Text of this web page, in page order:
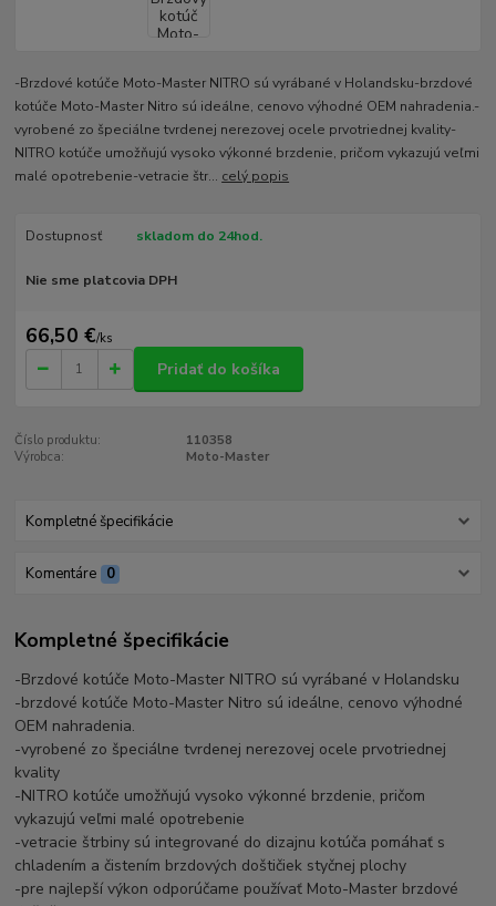
-Brzdové kotúče Moto-Master NITRO sú vyrábané v Holandsku-brzdové
kotúče Moto-Master Nitro sú ideálne, cenovo výhodné OEM nahradenia.-
vyrobené zo špeciálne tvrdenej nerezovej ocele prvotriednej kvality-
NITRO kotúče umožňujú vysoko výkonné brzdenie, pričom vykazujú veľmi
malé opotrebenie-vetracie štr... celý popis
Dostupnosť skladom do 24hod.
Nie sme platcovia DPH
66,50 €/ks
Pridať do košíka
Číslo produktu:
110358
Výrobca:
Moto-Master
Kompletné špecifikácie
Komentáre 0
Kompletné špecifikácie
-Brzdové kotúče Moto-Master NITRO sú vyrábané v Holandsku
-brzdové kotúče Moto-Master Nitro sú ideálne, cenovo výhodné
OEM nahradenia.
-vyrobené zo špeciálne tvrdenej nerezovej ocele prvotriednej
kvality
-NITRO kotúče umožňujú vysoko výkonné brzdenie, pričom
vykazujú veľmi malé opotrebenie
-vetracie štrbiny sú integrované do dizajnu kotúča pomáhať s
chladením a čistením brzdových doštičiek styčnej plochy
-pre najlepší výkon odporúčame používať Moto-Master brzdové